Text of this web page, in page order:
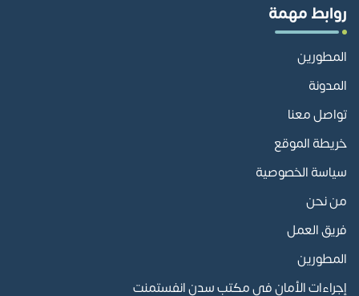
روابط مهمة
المطورين
المدونة
تواصل معنا
خريطة الموقع
سياسة الخصوصية
من نحن
فريق العمل
المطورين
إجراءات الأمان في مكتب سدن انفستمنت